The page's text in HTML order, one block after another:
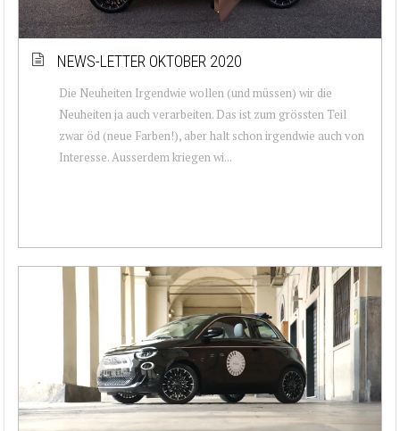
NEWS-LETTER OKTOBER 2020
Die Neuheiten Irgendwie wollen (und müssen) wir die
Neuheiten ja auch verarbeiten. Das ist zum grössten Teil
zwar öd (neue Farben!), aber halt schon irgendwie auch von
Interesse. Ausserdem kriegen wi...